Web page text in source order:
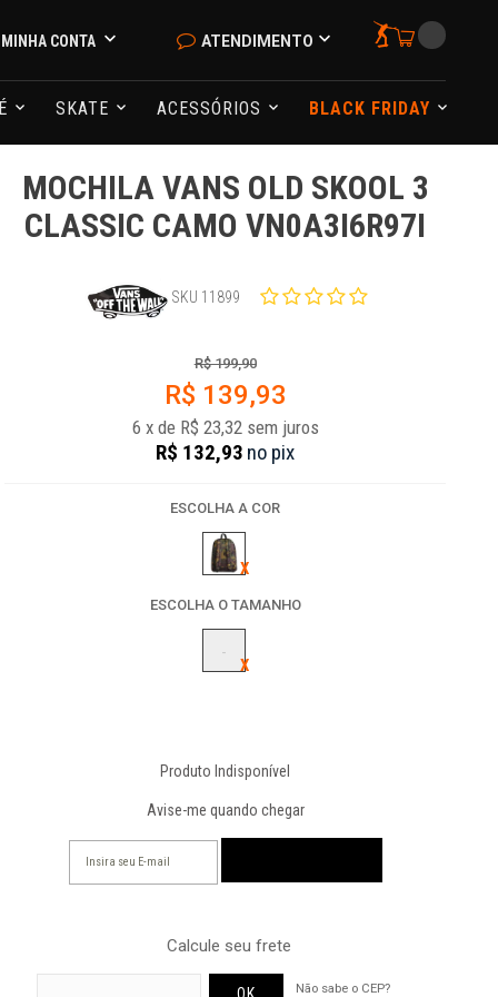
MINHA CONTA ATENDIMENTO
SKATE ACESSÓRIOS BLACK FRIDAY
MOCHILA VANS OLD SKOOL 3
CLASSIC CAMO VN0A3I6R97I
SKU 11899
R$ 199,90
R$ 139,93
6 x de R$ 23,32 sem juros
R$ 132,93 no pix
ESCOLHA A COR
ESCOLHA O TAMANHO
-
Produto Indisponível
Avise-me quando chegar
Calcule seu frete
Não sabe o CEP?